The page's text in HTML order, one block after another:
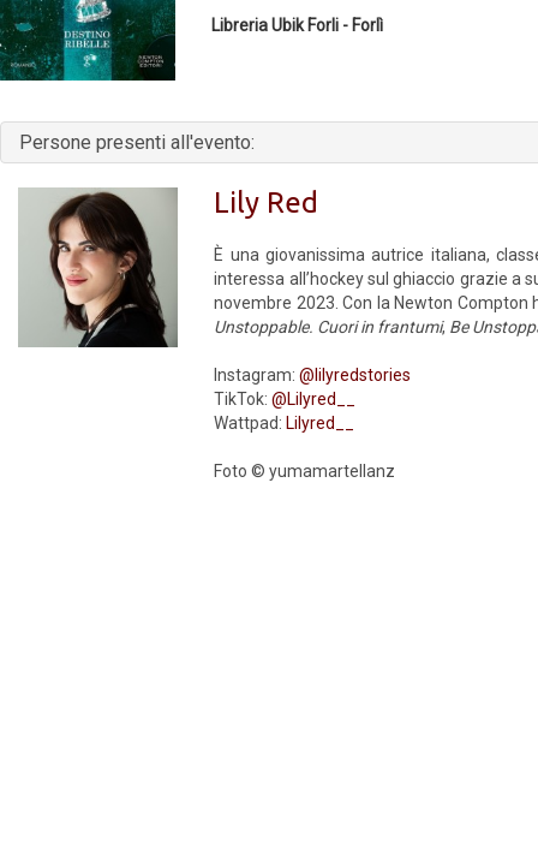
Libreria Ubik Forli - Forlì
Persone presenti all'evento:
Lily Red
È una giovanissima autrice italiana,
interessa all’hockey sul ghiaccio grazie a
novembre 2023. Con la Newton Compton
Unstoppable. Cuori in frantumi, Be
Instagram:@lilyredstories
TikTok:@Lilyred__
Wattpad: Lilyred__
Foto © yumamartellanz